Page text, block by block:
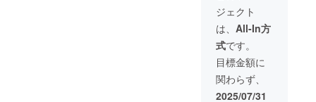
投票さ
れるVラ
イバー1
名（2名
以上記
入され
た場合
は最初
に入力
ロール
にて、
Special
Thanks
として
お名前
を掲
載、更
ジェクト
は、 All-In方
式です。
目標金額に
関わらず、
2025/07/31